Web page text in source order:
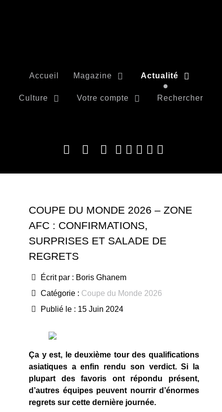
Accueil Magazine Actualité
Culture Votre compte Rechercher
COUPE DU MONDE 2026 – ZONE
AFC : CONFIRMATIONS,
SURPRISES ET SALADE DE
REGRETS
Écrit par : Boris Ghanem
Catégorie : Coupe du Monde 2026
Publié le : 15 Juin 2024
Ça y est, le deuxième tour des qualifications
asiatiques a enfin rendu son verdict. Si la
plupart des favoris ont répondu présent,
d’autres équipes peuvent nourrir d’énormes
regrets sur cette dernière journée.